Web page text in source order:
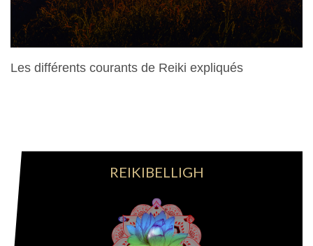
Les différents courants de Reiki expliqués
REIKIBELLIGH